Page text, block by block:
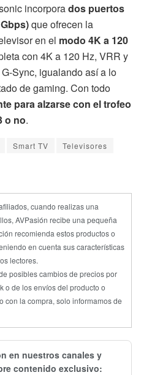
incorporados puertos
que ofrecen la
en el modo 4K a 120
con 4K a 120 Hz, VRR y
Sync, igualando así a lo
de gaming. Con todo
para alzarse con el trofeo
o no.
Smart TV
Televisores
cuando realizas una
AVPasión recibe una pequeña
recomienda estos productos o
en cuenta sus características
lectores.
posibles cambios de precios por
o de los envíos del producto o
la compra, solo informamos de
en nuestros canales y
contenido exclusivo: